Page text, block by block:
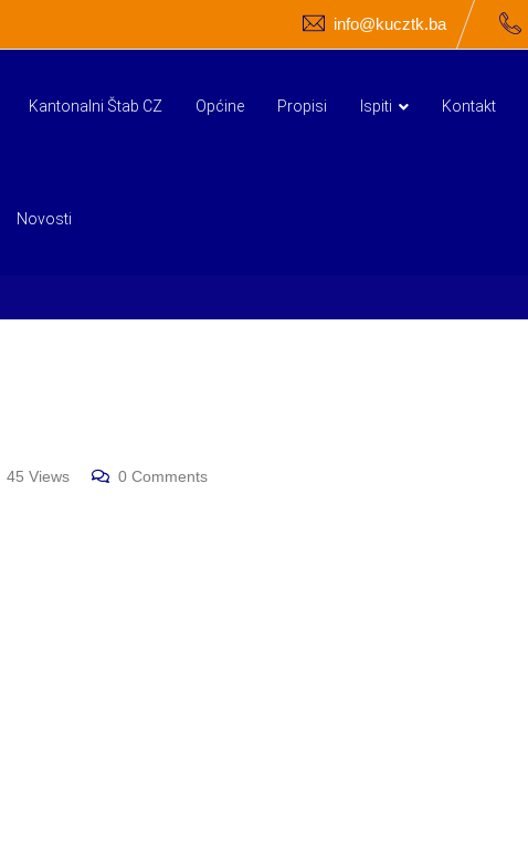
info@kucztk.ba
Kantonalni Štab CZ Općine Propisi Ispiti Kontakt
Novosti
45 Views 0 Comments